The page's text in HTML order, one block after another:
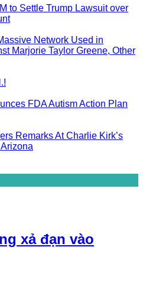
to Settle Trump Lawsuit over
Network Used in
Marjorie Taylor Greene, Other
FDA Autism Action Plan
Remarks At Charlie Kirk’s
xả đạn vào